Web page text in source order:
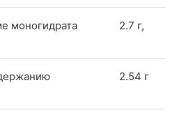
моногидрата
2.7 г,
2.54 г